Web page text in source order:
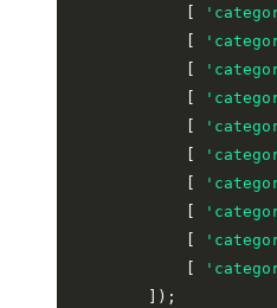
        ]);